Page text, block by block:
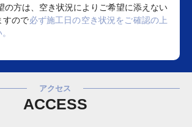
の方は、空き状況によりご希望に添えない
すので必ず施工日の空き状況をご確認の上
アクセス
ACCESS